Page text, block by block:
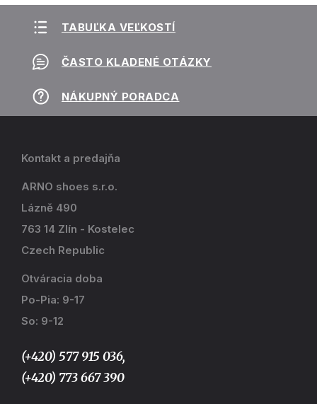
TABUĽKA VEĽKOSTÍ
ČASTO KLADENÉ OTÁZKY
NÁKUPNÝ PORADCA
Kontakt a predajňa
ARNO shoes s.r.o.
Lázně 490
763 14 Zlín - Kostelec
Czech Republic
Otváracia doba
Po-Pia: 9-17
So: 9-12
(+420) 577 915 036,
(+420) 773 667 390